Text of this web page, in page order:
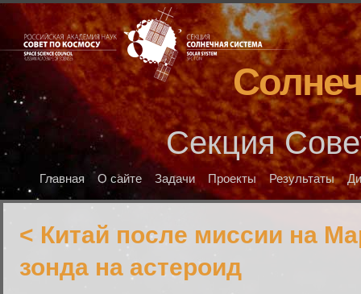
Секция
Главная О сайте Задачи Проекты Результаты
< Китай после миссии на
зонда на астероид